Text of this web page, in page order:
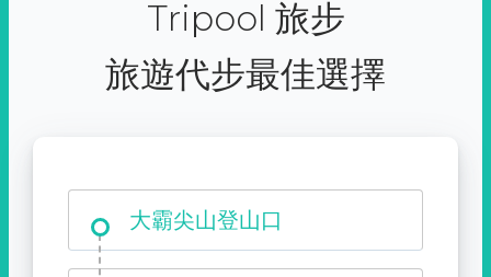
Tripool 旅步
旅遊代步最佳選擇
大霸尖山登山口